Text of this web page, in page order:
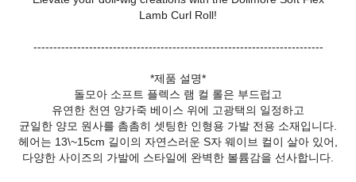
Lamb Curl Roll!
-------------------------------------------------------------------------
*제품 설명*
돌모아 소프트 플렉스 램 컬 롤은 부드럽고
유연한 천연 양가죽 베이스 위에 고광택의 일정하고
균일한 양모 원사를 촘촘히 셋팅한 인형용 가발 전용 소재입니다.
헤어는 13\~15cm 길이의 자연스러운 S자 웨이브 컬이 살아 있어,
다양한 사이즈의 가발에 스타일에 완벽한 볼륨감을 선사합니다.